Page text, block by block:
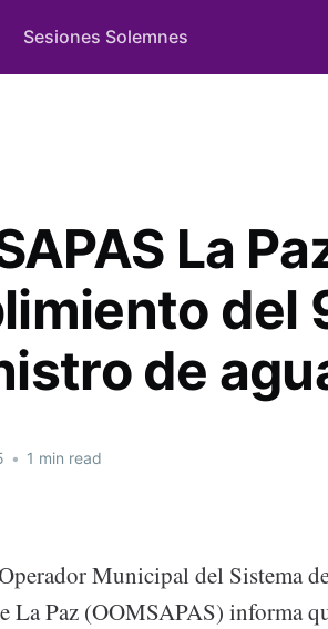
Sesiones Solemnes
La
del
de
• 1 min read
Municipal del Sistema
La Paz (OOMSAPAS) informa